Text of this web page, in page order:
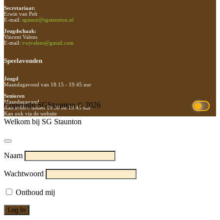
Secretariaat:
Erwin van Pelt
E-mail: sgstaun@sgstaunton.nl
Jeugdschaak:
Vincent Valens
E-mail: vwjvalens@gmail.com
Speelavonden
Jeugd
Maandagavond van 18.15 - 19.45 uur
Senioren
Maandagavond
Aanmelden tussen 19.30 en 19.45 uur
Kan ook via de website
Copyright SGStaunton © 2026
Welkom bij SG Staunton
Naam
Wachtwoord
Onthoud mij